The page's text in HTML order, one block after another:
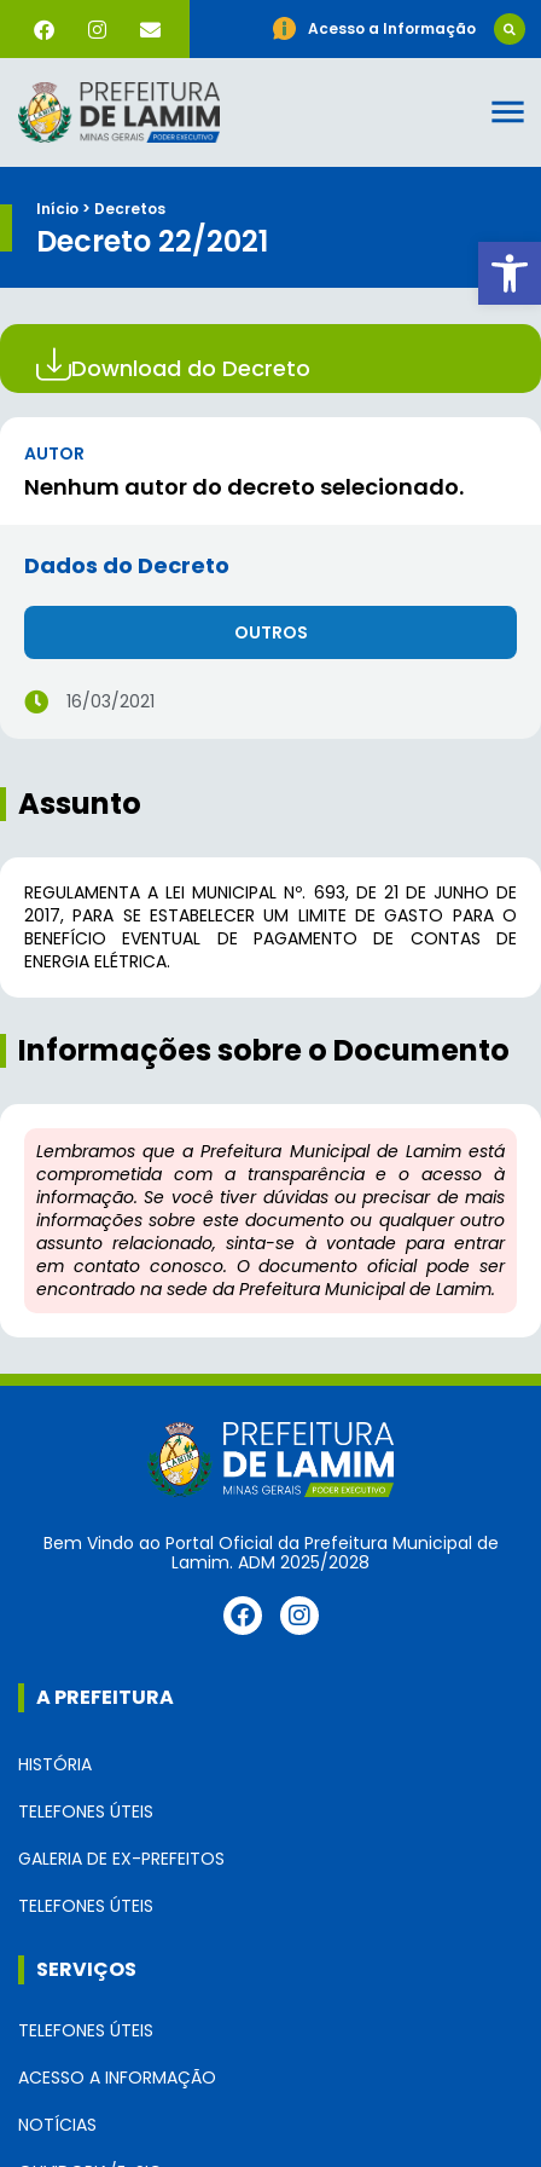
Acesso a Informação
Início > Decretos
Decreto 22/2021
Download do Decreto
AUTOR
Nenhum autor do decreto selecionado.
Dados do Decreto
OUTROS
16/03/2021
Assunto
REGULAMENTA A LEI MUNICIPAL Nº. 693, DE 21 DE JUNHO DE
2017, PARA SE ESTABELECER UM LIMITE DE GASTO PARA O
BENEFÍCIO EVENTUAL DE PAGAMENTO DE CONTAS DE
ENERGIA ELÉTRICA.
Informações sobre o Documento
Lembramos que a Prefeitura Municipal de Lamim está
comprometida com a transparência e o acesso à
informação. Se você tiver dúvidas ou precisar de mais
informações sobre este documento ou qualquer outro
assunto relacionado, sinta-se à vontade para entrar
em contato conosco. O documento oficial pode ser
encontrado na sede da Prefeitura Municipal de Lamim.
Bem Vindo ao Portal Oficial da Prefeitura Municipal de
Lamim. ADM 2025/2028
A PREFEITURA
HISTÓRIA
TELEFONES ÚTEIS
GALERIA DE EX-PREFEITOS
TELEFONES ÚTEIS
SERVIÇOS
TELEFONES ÚTEIS
ACESSO A INFORMAÇÃO
NOTÍCIAS